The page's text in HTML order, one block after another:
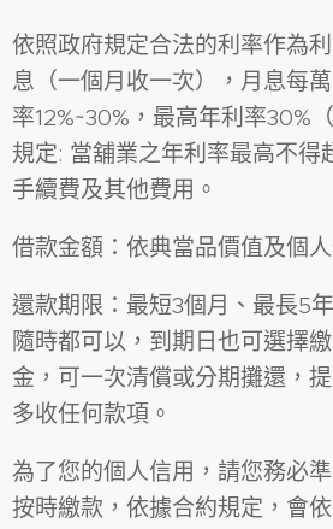
依照政府規定合法的利率作為
息（一個月收一次），月息每
率12%~30%，最高年利率30%
規定: 當舖業之年利率最高不得
手續費及其他費用。
借款金額：依典當品價值及個
還款期限：最短3個月、最長5
隨時都可以，到期日也可選擇
金，可一次清償或分期攤還，
多收任何款項。
為了您的個人信用，請您務必
按時繳款，依據合約規定，會